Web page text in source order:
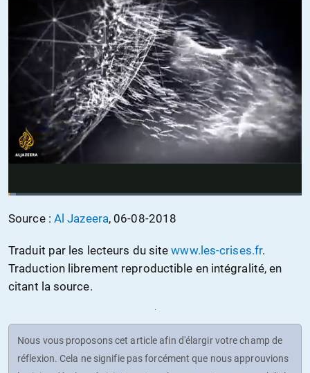
Source : Al Jazeera, 06-08-2018
Traduit par les lecteurs du sitewww.les-crises.fr.
Traduction librement reproductible en intégralité, en
citant la source.
Nous vous proposons cet article afin d'élargir votre champ de
réflexion. Cela ne signifie pas forcément que nous approuvions